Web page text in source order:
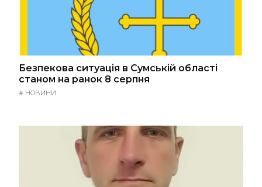
Безпекова ситуація в Сумській області
станом на ранок 8 серпня
# НОВИНИ